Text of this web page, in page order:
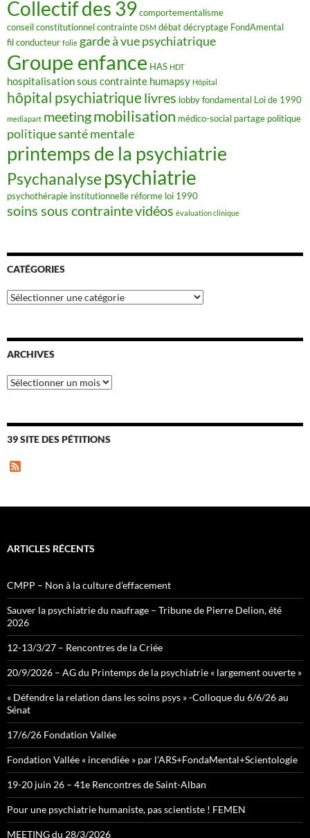
Collectif des 39 comportementalisme
conseil constitutionnelcontrainte DSM débatdécryptage FondAmental
fil conducteur folie garde à vue psychiatrique
Groupe enfance HAS HDT
hospitalisation sous contrainte humapsy Hôpital
hôpital psychiatriquelivres lobby fondamental Loi de 1990
mediapart meetingmobilisation médico-social partage politique
politique santé mentale
printemps de la psychiatrie
Psychanalyse psychiatrie
psychothérapie institutionnelle réforme loi 1990
soins sous contraintevidéos évaluation clinique
CATÉGORIES
Catégories
ARCHIVES
Archives
39 SITE DES PÉTITIONS
ARTICLES RÉCENTS
CMPP – Non à la culture d’effacement
Sauver la psychiatrie du naufrage – Tribune de Pierre Delion, été
2026
12-13/3/27 – Rencontres de la Criée
20/9/2026 – AG du Printemps de la psychiatrie « largement ouverte »
« Défendre la relation dans les soins psys » -Colloque du 6/6/26 au
Sénat
17/6/26 Fondation Vallée
Fondation Vallée « incendiée » par l’ARS+FondaMental+Scientologie
19-20 juin 26 – 41e Rencontres de Saint-Alban
Pour une psychiatrie humaniste, pas scientiste ! FEMEN
MEETING du 28/3/2026